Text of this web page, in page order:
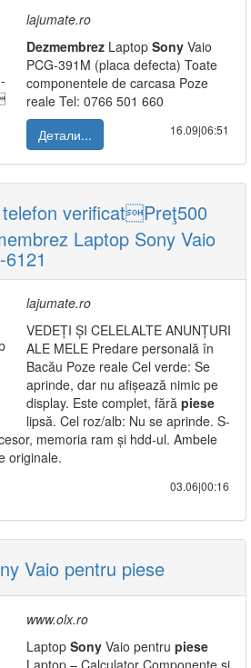
lajumate.ro
Dezmembrez Laptop Sony Vaio
PCG-391M (placa defecta) Toate
componentele de carcasa Poze
reale Tel: 0766 501 660
Детали...
16.09|06:51
verificatPreţ500
Laptop Sony Vaio
lajumate.ro
VEDEȚI ȘI CELELALTE ANUNȚURI
ALE MELE Predare personală în
Bacău Poze reale Cel verde: Se
aprinde, dar nu afișează nimic pe
display. Este complet, fără piese
lipsă. Cel roz/alb: Nu se aprinde. S-
memoria ram și hdd-ul. Ambele
originale.
03.06|00:16
Vaio pentru piese
www.olx.ro
Laptop Sony Vaio pentru piese
Laptop – Calculator Componente si